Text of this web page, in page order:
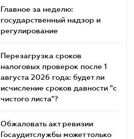
Главное за неделю:
государственный надзор и
регулирование
Перезагрузка сроков
налоговых проверок после 1
августа 2026 года: будет ли
исчисление сроков давности "с
чистого листа"?
Обжаловать акт ревизии
Госаудитслужбы может только